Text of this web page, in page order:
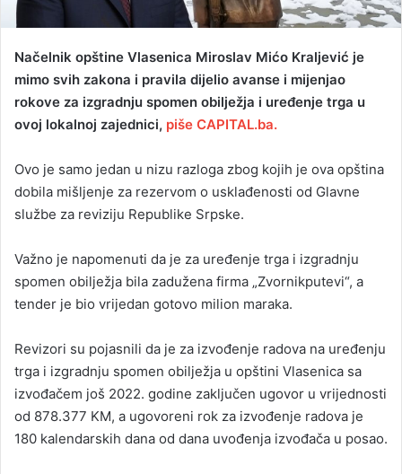
Načelnik opštine Vlasenica Miroslav Mićo Kraljević je
mimo svih zakona i pravila dijelio avanse i mijenjao
rokove za izgradnju spomen obilježja i uređenje trga u
ovoj lokalnoj zajednici, piše CAPITAL.ba.
Ovo je samo jedan u nizu razloga zbog kojih je ova opština
dobila mišljenje za rezervom o usklađenosti od Glavne
službe za reviziju Republike Srpske.
Važno je napomenuti da je za uređenje trga i izgradnju
spomen obilježja bila zadužena firma „Zvornikputevi“, a
tender je bio vrijedan gotovo milion maraka.
Revizori su pojasnili da je za izvođenje radova na uređenju
trga i izgradnju spomen obilježja u opštini Vlasenica sa
izvođačem još 2022. godine zaključen ugovor u vrijednosti
od 878.377 KM, a ugovoreni rok za izvođenje radova je
180 kalendarskih dana od dana uvođenja izvođača u posao.